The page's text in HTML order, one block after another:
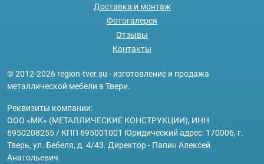
Доставка и монтаж
Фотогалерея
Отзывы
Контакты
© 2012-2026 region-tver.su - изготовление и продажа
металлической мебели в Твери.
Реквизиты компании:
ООО «МК» (МЕТАЛЛИЧЕСКИЕ КОНСТРУКЦИИ), ИНН
6950208255 / КПП 695001001 Юридический адрес: 170006, г.
Тверь, ул. Бебеля, д. 4/43. Директор - Папин Алексей
Анатольевич.